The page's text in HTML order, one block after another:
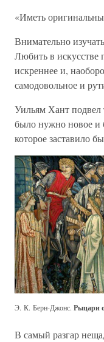
«Иметь
Внимательно
Любить в искусстве
искреннее и,
самодовольное и
Уильям Хант подвел
было нужно новое и
которое заставило
Э. К. Берн-Джонс. Рыцари
В самый разгар